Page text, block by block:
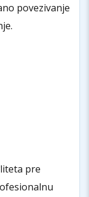
povezivanje
pre